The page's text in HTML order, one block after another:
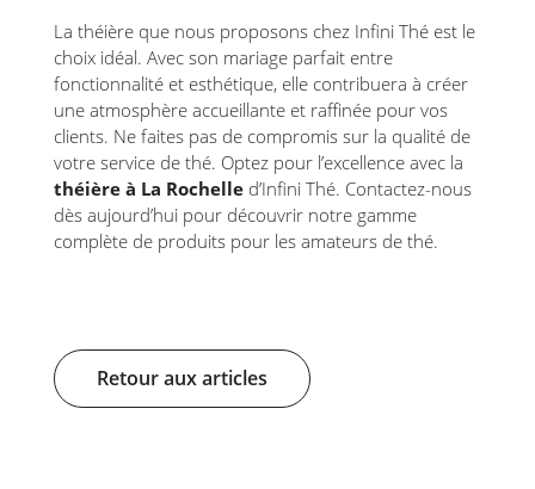
La théière que nous proposons chez Infini Thé est le
choix idéal. Avec son mariage parfait entre
fonctionnalité et esthétique, elle contribuera à créer
une atmosphère accueillante et raffinée pour vos
clients. Ne faites pas de compromis sur la qualité de
votre service de thé. Optez pour l’excellence avec la
théière à La Rochelled’Infini Thé. Contactez-nous
dès aujourd’hui pour découvrir notre gamme
complète de produits pour les amateurs de thé.
Retour aux articles